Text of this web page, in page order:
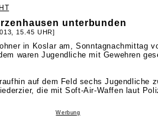
unterbunden
15.45 UHR]
in Koslar am, Sonntagnachmittag
waren Jugendliche mit Gewehren
auf dem Feld sechs Jugendliche
die mit Soft-Air-Waffen laut
Werbung